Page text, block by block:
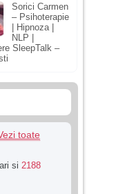
Sorici Carmen
– Psihoterapie
| Hipnoza |
NLP |
SleepTalk –
toate
si 2188